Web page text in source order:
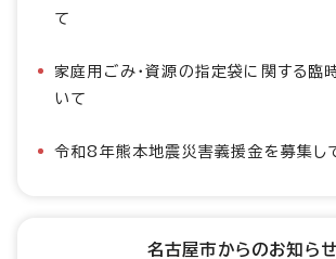
て
家庭用ごみ・資源の指定袋に関する臨
いて
令和8年熊本地震災害義援金を募集し
名古屋市からのお知らせ